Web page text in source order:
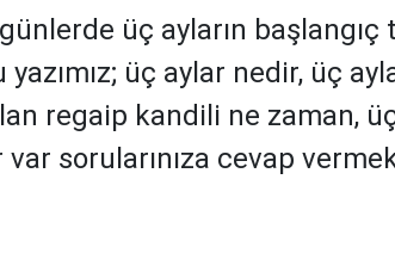
üç ayların başlangıç
üç aylar nedir, üç
regaip kandili ne zaman,
sorularınıza cevap